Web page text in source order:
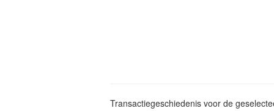
Transactiegeschiedenis voor de